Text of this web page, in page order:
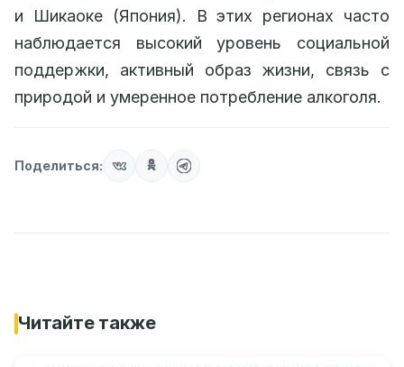
и Шикаоке (Япония). В этих регионах часто
наблюдается высокий уровень социальной
поддержки, активный образ жизни, связь с
природой и умеренное потребление алкоголя.
Поделиться:
Читайте также